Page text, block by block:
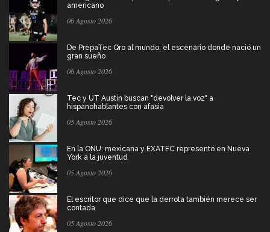
americano
06 Agosto 2026
De PrepaTec Qro al mundo: el escenario donde nació un
gran sueño
06 Agosto 2026
Tec y UT Austin buscan "devolver la voz" a
hispanohablantes con afasia
05 Agosto 2026
En la ONU: mexicana y EXATEC representó en Nueva
York a la juventud
05 Agosto 2026
El escritor que dice que la derrota también merece ser
contada
05 Agosto 2026